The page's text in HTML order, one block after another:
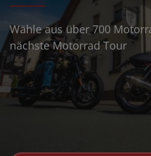
Wähle aus über 700
nächste Motorrad Tour